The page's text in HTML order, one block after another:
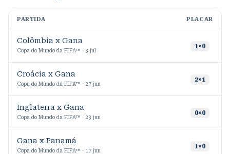
PARTIDA PLACAR
Colômbia x Gana
Copa do Mundo da FIFA™ · 3 jul
1×0
Croácia x Gana
Copa do Mundo da FIFA™ · 27 jun
2×1
Inglaterra x Gana
Copa do Mundo da FIFA™ · 23 jun
0×0
Gana x Panamá
Copa do Mundo da FIFA™ · 17 jun
1×0